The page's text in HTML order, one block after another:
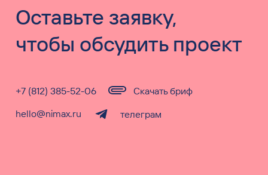
Оставьте заявку,
чтобы обсудить проект
hello@nimax.ru
+7 (812) 385-52-06
телеграм
Скачать бриф